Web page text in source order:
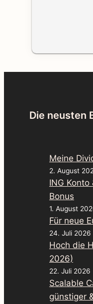
Die neusten
Meine
2. August
ING
Bonus
1. August
Für neue
24. Juli 2026
Hoch die
2026)
22. Juli 2026
Scalable
günstiger